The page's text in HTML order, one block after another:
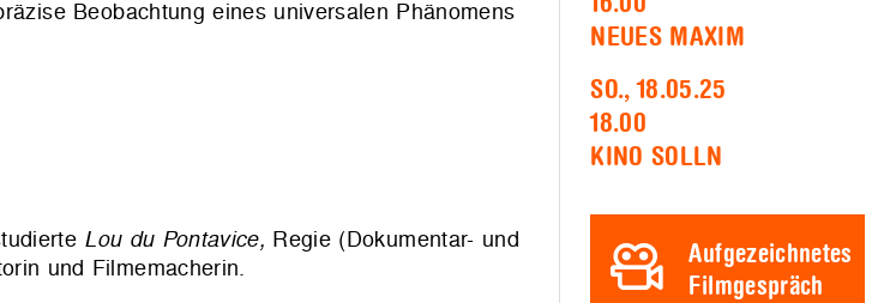
Beobachtung eines universalen Phänomens
Lou du Pontavice, Regie (Dokumentar- und
und Filmemacherin.
NEUES MAXIM
SO., 18.05.25
18.00
KINO SOLLN
Aufgezeichnetes
Filmgespräch